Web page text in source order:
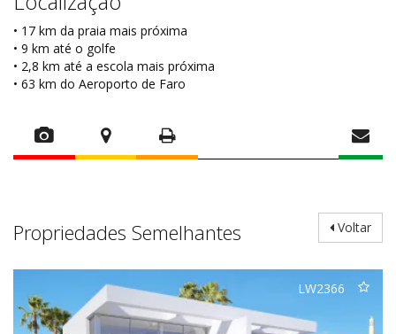
• 17 km da praia mais próxima
• 9 km até o golfe
• 2,8 km até a escola mais próxima
• 63 km do Aeroporto de Faro
Voltar
Propriedades Semelhantes
LW2366